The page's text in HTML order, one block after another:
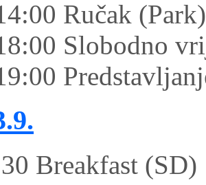
Ručak (Park)
Slobodno
Breakfast (SD)